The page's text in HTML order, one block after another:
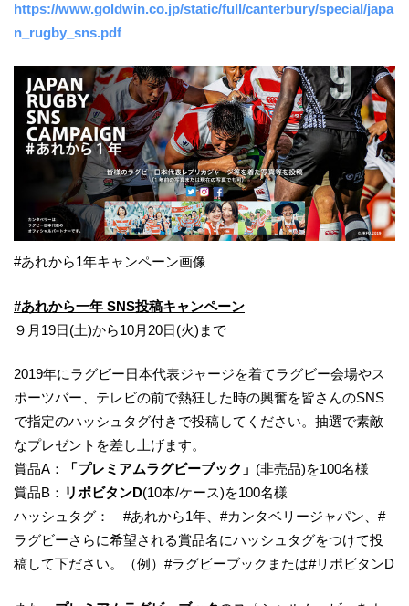
https://www.goldwin.co.jp/static/full/canterbury/special/japa
n_rugby_sns.pdf
#あれから1年キャンペーン画像
#あれから一年 SNS投稿キャンペーン
９月19日(土)から10月20日(火)まで
2019年にラグビー日本代表ジャージを着てラグビー会場やス
ポーツバー、テレビの前で熱狂した時の興奮を皆さんのSNS
で指定のハッシュタグ付きで投稿してください。抽選で素敵
なプレゼントを差し上げます。
賞品A：
「プレミアムラグビーブック」 (非売品)を100名様
賞品B： リポビタンD(10本/ケース)を100名様
ハッシュタグ： #あれから1年、#カンタベリージャパン、#
ラグビーさらに希望される賞品名にハッシュタグをつけて投
稿して下ださい。（例）#ラグビーブックまたは#リポビタンD